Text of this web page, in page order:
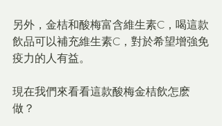
另外，金桔和酸梅富含維生素C，喝這款
飲品可以補充維生素C，對於希望增強免
疫力的人有益。
現在我們來看看這款酸梅金桔飲怎麽
做？